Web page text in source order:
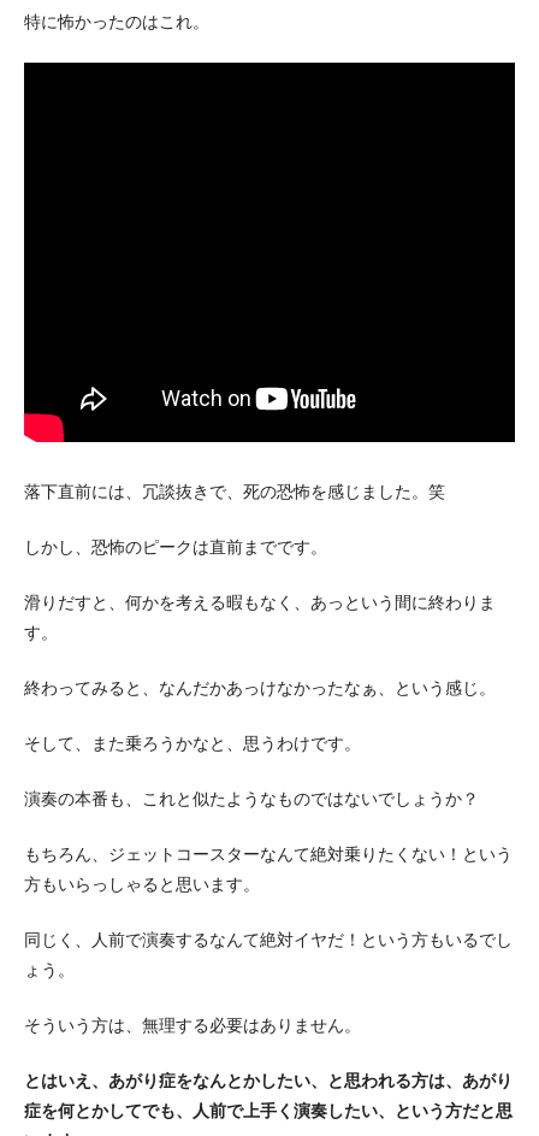
特に怖かったのはこれ。
落下直前には、冗談抜きで、死の恐怖を感じました。笑
しかし、恐怖のピークは直前までです。
滑りだすと、何かを考える暇もなく、あっという間に終わりま
す。
終わってみると、なんだかあっけなかったなぁ、という感じ。
そして、また乗ろうかなと、思うわけです。
演奏の本番も、これと似たようなものではないでしょうか？
もちろん、ジェットコースターなんて絶対乗りたくない！という
方もいらっしゃると思います。
同じく、人前で演奏するなんて絶対イヤだ！という方もいるでし
ょう。
そういう方は、無理する必要はありません。
とはいえ、あがり症をなんとかしたい、と思われる方は、あがり
症を何とかしてでも、人前で上手く演奏したい、という方だと思